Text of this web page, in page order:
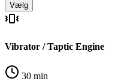
Vælg
Vibrator / Taptic Engine
30 min